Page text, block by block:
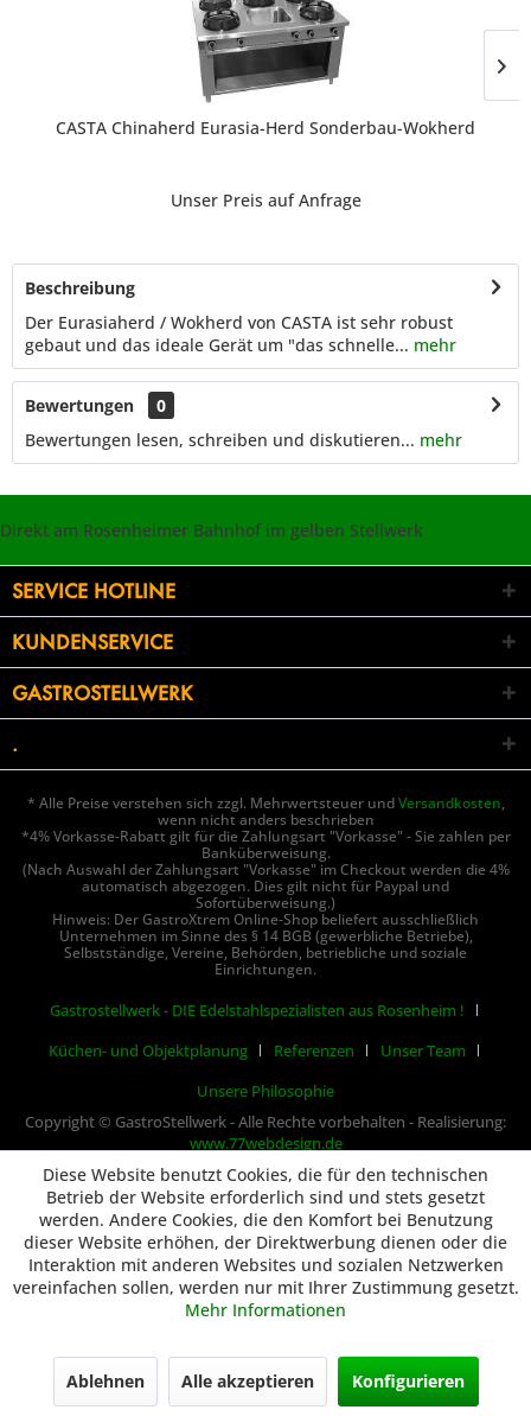
CASTA Chinaherd Eurasia-Herd Sonderbau-Wokherd
Unser Preis auf Anfrage
Beschreibung
Der Eurasiaherd / Wokherd von CASTA ist sehr robust
gebaut und das ideale Gerät um "das schnelle... mehr
Bewertungen
0
Bewertungen lesen, schreiben und diskutieren... mehr
Direkt am Rosenheimer Bahnhof im gelben Stellwerk
SERVICE HOTLINE
KUNDENSERVICE
GASTROSTELLWERK
.
* Alle Preise verstehen sich zzgl. Mehrwertsteuer undVersandkosten,
wenn nicht anders beschrieben
*4% Vorkasse-Rabatt gilt für die Zahlungsart "Vorkasse" - Sie zahlen per
Banküberweisung.
(Nach Auswahl der Zahlungsart "Vorkasse" im Checkout werden die 4%
automatisch abgezogen. Dies gilt nicht für Paypal und
Sofortüberweisung.)
Hinweis: Der GastroXtrem Online-Shop beliefert ausschließlich
Unternehmen im Sinne des § 14 BGB (gewerbliche Betriebe),
Selbstständige, Vereine, Behörden, betriebliche und soziale
Einrichtungen.
Gastrostellwerk - DIE Edelstahlspezialisten aus Rosenheim !
Küchen- und Objektplanung
Referenzen
Unser Team
Unsere Philosophie
Copyright © GastroStellwerk - Alle Rechte vorbehalten - Realisierung:
www.77webdesign.de
Diese Website benutzt Cookies, die für den technischen
Betrieb der Website erforderlich sind und stets gesetzt
werden. Andere Cookies, die den Komfort bei Benutzung
dieser Website erhöhen, der Direktwerbung dienen oder die
Interaktion mit anderen Websites und sozialen Netzwerken
vereinfachen sollen, werden nur mit Ihrer Zustimmung gesetzt.
Mehr Informationen
Ablehnen Alle akzeptieren Konfigurieren